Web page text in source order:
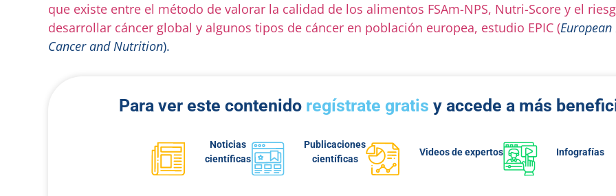
que existe entre el método de valorar la calidad de los alimentos FSAm-NPS, Nutri-Score y el
desarrollar cáncer global y algunos tipos de cáncer en población europea, estudio EPIC (
Cancer and Nutrition).
Para ver este contenido regístrate gratis y accede a más
Noticias
científicas
Publicaciones
científicas
Videos de expertos Infografías